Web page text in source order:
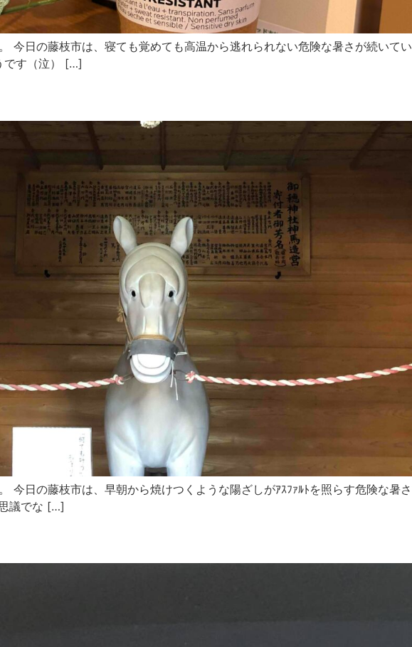
今日の藤枝市は、寝ても覚めても高温から逃れられない危険な暑さが続いて
です（泣） […]
今日の藤枝市は、早朝から焼けつくような陽ざしがｱｽﾌｧﾙﾄを照らす危険な暑
議でな […]